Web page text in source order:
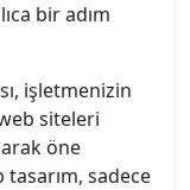
bir adım
işletmenizin
siteleri
öne
tasarım, sadece